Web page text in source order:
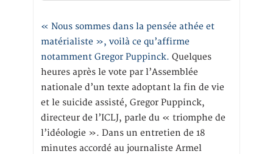
« Nous sommes dans la pensée athée et
matérialiste », voilà ce qu’affirme
notamment Gregor Puppinck. Quelques
heures après le vote par l’Assemblée
nationale d’un texte adoptant la fin de vie
et le suicide assisté, Gregor Puppinck,
directeur de l’ICLJ, parle du « triomphe de
l’idéologie ». Dans un entretien de 18
minutes accordé au journaliste Armel